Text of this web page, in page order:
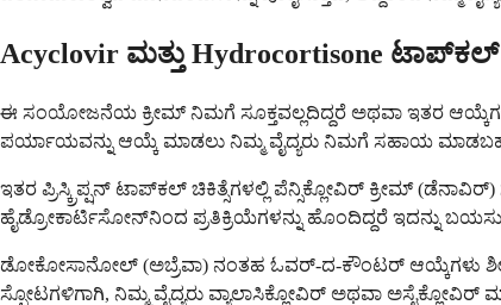
Acyclovir ಮತ್ತು Hydrocortisone
ಈ ಸಂಯೋಜನೆಯ ಕ್ರೀಮ್ ನಿಮಗೆ ಸೂಕ್ತವಲ್ಲದಿದ್ದರೆ ಅಥವಾ ಇತರ
ಪರ್ಯಾಯವನ್ನು ಆಯ್ಕೆ ಮಾಡಲು ನಿಮ್ಮ ವೈದ್ಯರು ನಿಮಗೆ ಸಹಾಯ
ಇತರ ಪ್ರಿಸ್ಕ್ರಿಪ್ಷನ್ ಟಾಪ್‌ಕಲ್ ಚಿಕಿತ್ಸೆಗಳಲ್ಲಿ ಪೆನ್ಸಿಕ್ಲೋವಿರ್ ಕ್ರೀಮ್
ಹೈಡ್ರೋಕಾರ್ಟಿಸೋನ್‌ನಿಂದ ಪ್ರತಿಕ್ರಿಯೆಗಳನ್ನು ಹೊಂದಿದ್ದರೆ ಇದನ್ನು
ಡೋಕೋಸಾನೋಲ್ (ಅಬ್ರೆವಾ) ನಂತಹ ಓವರ್-ದ-ಕೌಂಟರ್ ಆಯ್ಕೆಗಳು ಶೀತ
ಸ್ಫೋಟಗಳಿಗಾಗಿ, ನಿಮ್ಮ ವೈದ್ಯರು ವ್ಯಾಲಾಸಿಕ್ಲೋವಿರ್ ಅಥವಾ